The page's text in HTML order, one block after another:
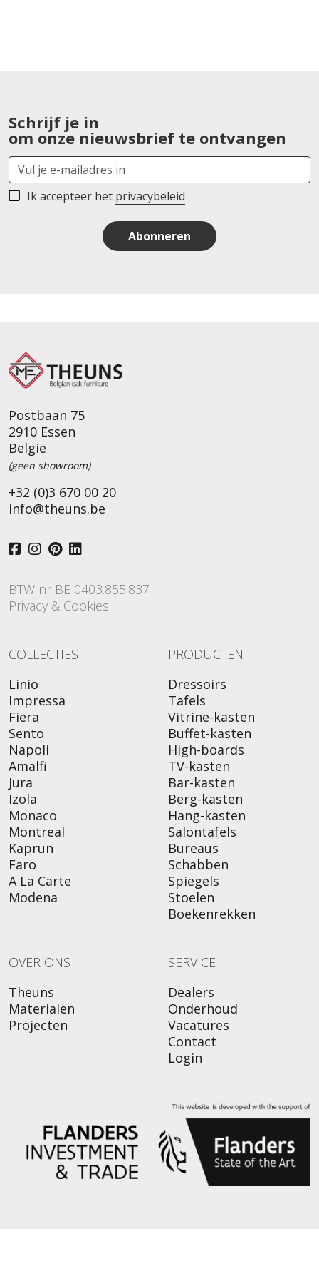
Schrijf je in
om onze nieuwsbrief te ontvangen
Ik accepteer het privacybeleid
Abonneren
Postbaan 75
2910 Essen
België
(geen showroom)
+32 (0)3 670 00 20
info@theuns.be
BTW nr BE 0403.855.837
Privacy & Cookies
COLLECTIES
Linio
Impressa
Fiera
Sento
Napoli
Amalfi
Jura
Izola
Monaco
Montreal
Kaprun
Faro
A La Carte
Modena
PRODUCTEN
Dressoirs
Tafels
Vitrine-kasten
Buffet-kasten
High-boards
TV-kasten
Bar-kasten
Berg-kasten
Hang-kasten
Salontafels
Bureaus
Schabben
Spiegels
Stoelen
Boekenrekken
OVER ONS
Theuns
Materialen
Projecten
SERVICE
Dealers
Onderhoud
Vacatures
Contact
Login